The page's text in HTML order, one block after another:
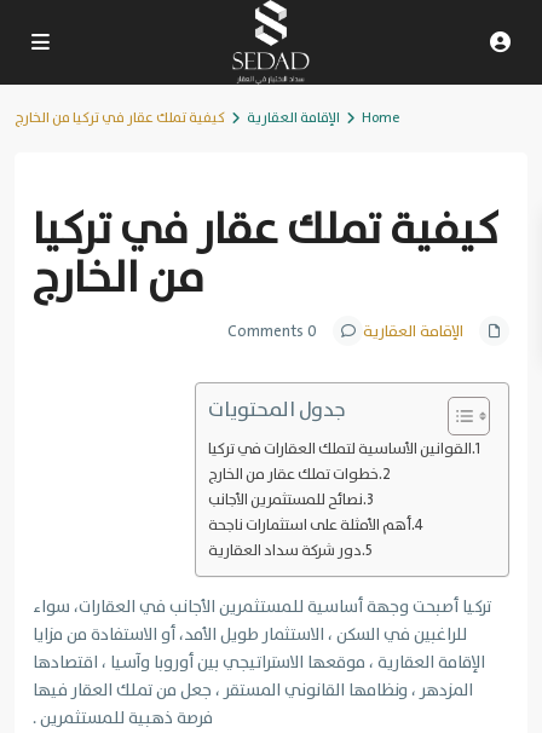
Home الإقامة العقارية كيفية تملك عقار في تركيا من الخارج
كيفية تملك عقار في تركيا
من الخارج
الإقامة العقارية
جدول المحتويات
القوانين الأساسية لتملك العقارات في تركيا
خطوات تملك عقار من الخارج
نصائح للمستثمرين الأجانب
أهم الأمثلة على استثمارات ناجحة
دور شركة سداد العقارية
تركيا أصبحت وجهة أساسية للمستثمرين الأجانب في العقارات، سواء
للراغبين في السكن ، الاستثمار طويل الأمد، أو الاستفادة من مزايا
الإقامة العقارية ، موقعها الاستراتيجي بين أوروبا وآسيا ، اقتصادها
المزدهر ، ونظامها القانوني المستقر ، جعل من تملك العقار فيها
فرصة ذهبية للمستثمرين .